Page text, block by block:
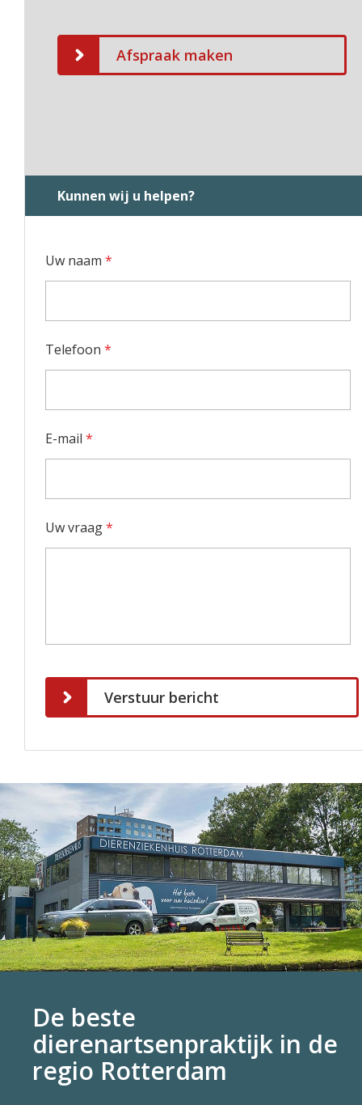
Afspraak maken
Kunnen wij u helpen?
Uw naam *
Telefoon *
E-mail *
Uw vraag*
Verstuur bericht
De beste
dierenartsenpraktijk in de
regio Rotterdam